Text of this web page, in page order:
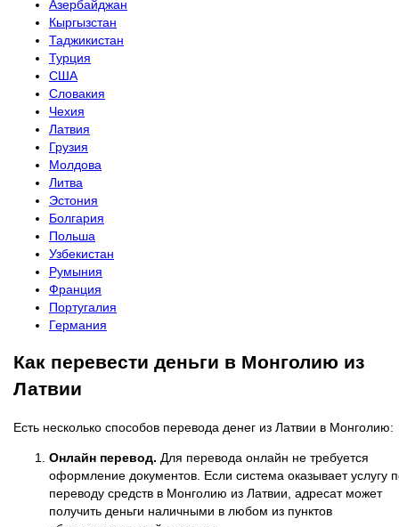
Азербайджан
Кыргызстан
Таджикистан
Турция
США
Словакия
Чехия
Латвия
Грузия
Молдова
Литва
Эстония
Болгария
Польша
Узбекистан
Румыния
Франция
Португалия
Германия
Как перевести деньги в Монголию из
Латвии
Есть несколько способов перевода денег из Латвии в Монголию:
Онлайн перевод. Для перевода онлайн не требуется
оформление документов. Если система оказывает услугу
переводу средств в Монголию из Латвии, адресат может
получить деньги наличными в любом из пунктов